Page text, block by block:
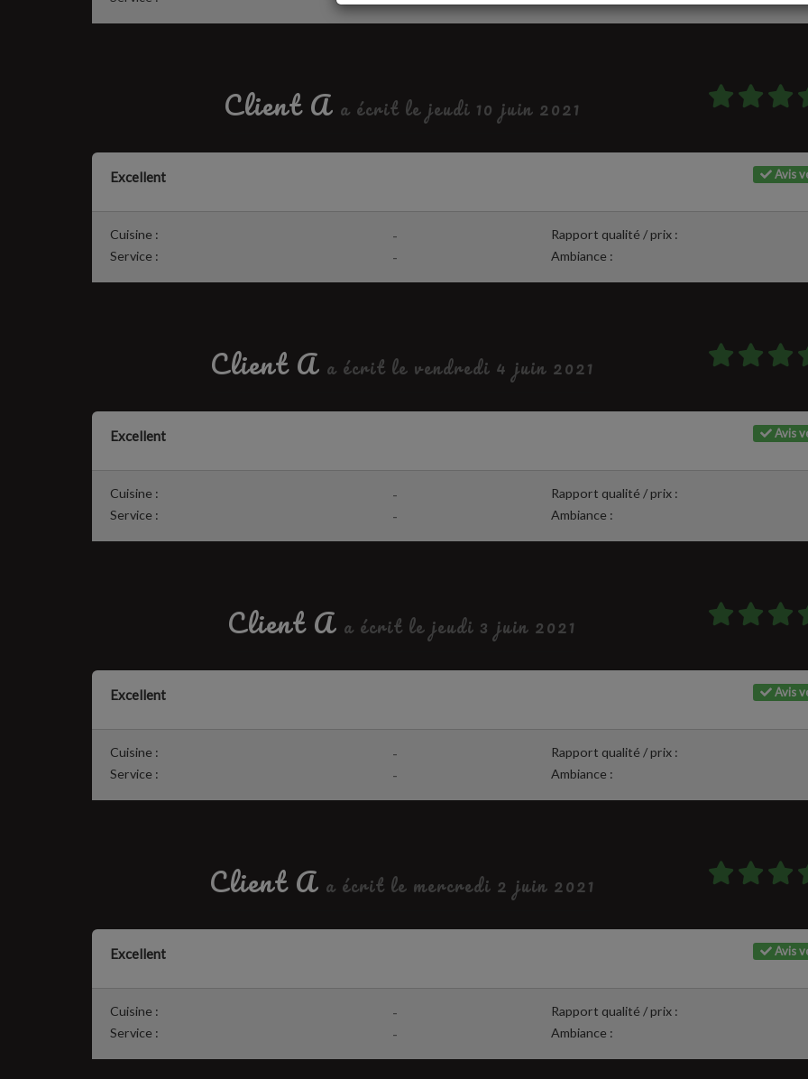
Client A a écrit le jeudi 10 juin 2021
Avis
Excellent
-
Cuisine : Rapport qualité / prix :
-
Service : Ambiance :
Client A a écrit le vendredi 4 juin 2021
Avis
Excellent
-
Cuisine : Rapport qualité / prix :
-
Service : Ambiance :
Client A a écrit le jeudi 3 juin 2021
Avis
Excellent
-
Cuisine : Rapport qualité / prix :
-
Service : Ambiance :
Client A a écrit le mercredi 2 juin 2021
Avis
Excellent
-
Cuisine : Rapport qualité / prix :
-
Service : Ambiance :